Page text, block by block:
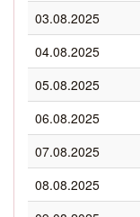
03.08.2025
04.08.2025
05.08.2025
06.08.2025
07.08.2025
08.08.2025